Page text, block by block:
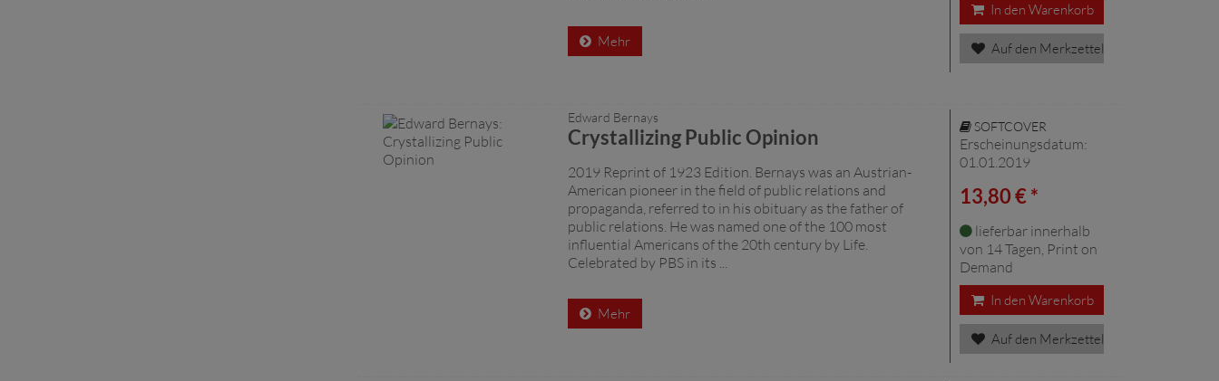
Mehr
In den Warenkorb
Auf den Merkzettel
Edward Bernays
Crystallizing Public Opinion
2019 Reprint of 1923 Edition. Bernays was an Austrian-
American pioneer in the field of public relations and
propaganda, referred to in his obituary as the father of
public relations. He was named one of the 100 most
influential Americans of the 20th century by Life.
Celebrated by PBS in its ...
Mehr
SOFTCOVER
Erscheinungsdatum:
01.01.2019
13,80 € *
lieferbar innerhalb
von 14 Tagen, Print on
Demand
In den Warenkorb
Auf den Merkzettel